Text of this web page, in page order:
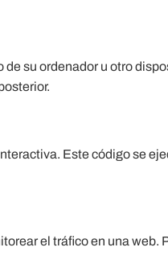
de su ordenador u otro
Este código se
el tráfico en una web.